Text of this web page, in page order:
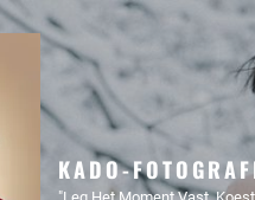
KADO-
"Leg Het Moment Vast,